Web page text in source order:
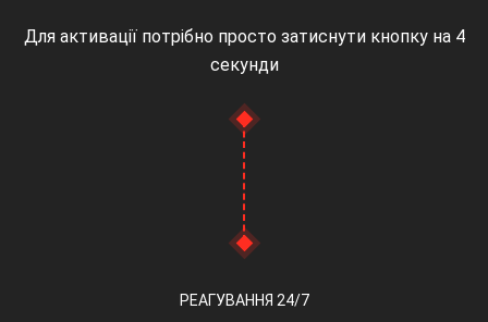
Для активації потрібно просто затиснути кнопку на 4
секунди
РЕАГУВАННЯ 24/7